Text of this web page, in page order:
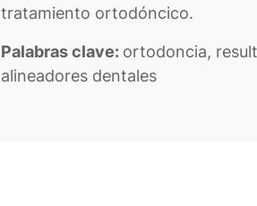
tratamiento ortodóncico.
Palabras clave: ortodoncia,
alineadores dentales